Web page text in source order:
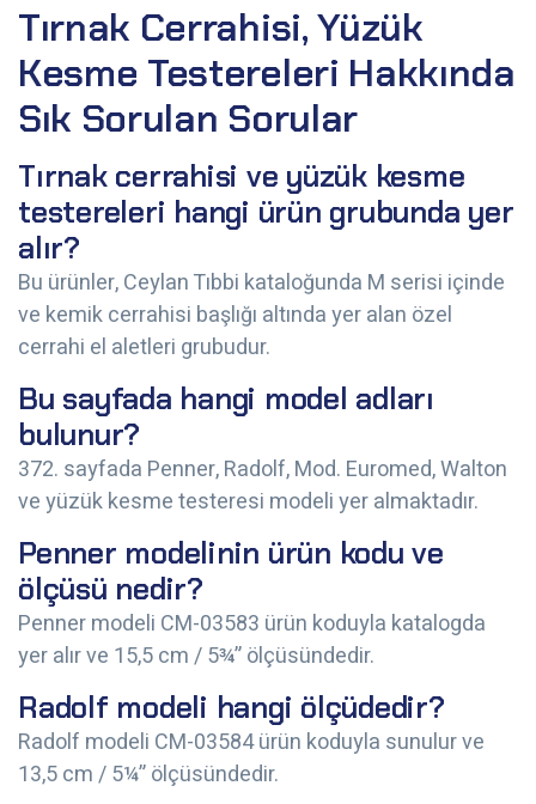
Tırnak Cerrahisi, Yüzük
Kesme Testereleri Hakkında
Sık Sorulan Sorular
Tırnak cerrahisi ve yüzük kesme
testereleri hangi ürün grubunda yer
alır?
Bu ürünler, Ceylan Tıbbi kataloğunda M serisi içinde
ve kemik cerrahisi başlığı altında yer alan özel
cerrahi el aletleri grubudur.
Bu sayfada hangi model adları
bulunur?
372. sayfada Penner, Radolf, Mod. Euromed, Walton
ve yüzük kesme testeresi modeli yer almaktadır.
Penner modelinin ürün kodu ve
ölçüsü nedir?
Penner modeli CM-03583 ürün koduyla katalogda
yer alır ve 15,5 cm / 5¾” ölçüsündedir.
Radolf modeli hangi ölçüdedir?
Radolf modeli CM-03584 ürün koduyla sunulur ve
13,5 cm / 5¼” ölçüsündedir.